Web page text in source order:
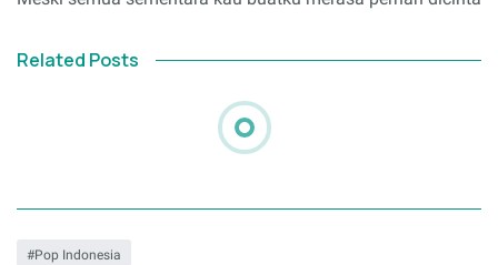
Related Posts
Pop Indonesia